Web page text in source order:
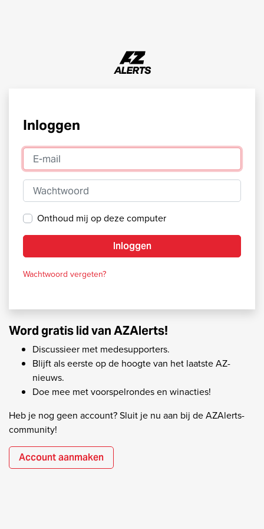
Inloggen
E-mail
Wachtwoord
Onthoud mij op deze computer
Inloggen
Wachtwoord vergeten?
Word gratis lid van AZAlerts!
Discussieer met medesupporters.
Blijft als eerste op de hoogte van het laatste AZ-
nieuws.
Doe mee met voorspelrondes en winacties!
Heb je nog geen account? Sluit je nu aan bij de AZAlerts-
community!
Account aanmaken